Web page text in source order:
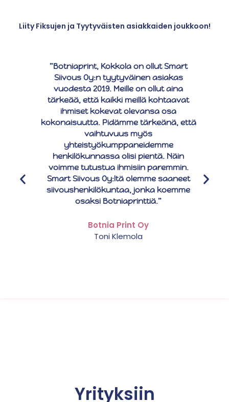
Liity Fiksujen ja Tyytyväisten asiakkaiden joukkoon!
”Botniaprint, Kokkola on ollut Smart
Siivous Oy:n tyytyväinen asiakas
vuodesta 2019. Meille on ollut aina
tärkeää, että kaikki meillä kohtaavat
ihmiset kokevat olevansa osa
kokonaisuutta. Pidämme tärkeänä, että
vaihtuvuus myös
yhteistyökumppaneidemme
henkilökunnassa olisi pientä. Näin
voimme tutustua ihmisiin paremmin.
Smart Siivous Oy:ltä olemme saaneet
siivoushenkilökuntaa, jonka koemme
osaksi Botniaprinttiä.”
Botnia Print Oy
Toni Klemola
Yrityksiin